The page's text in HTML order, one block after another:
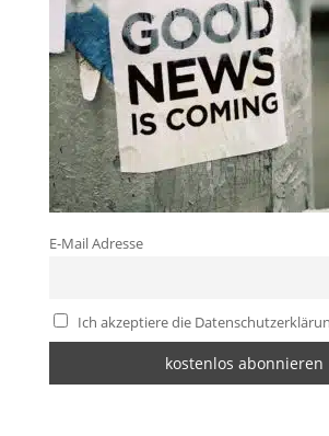
E-Mail Adresse
Ich akzeptiere die